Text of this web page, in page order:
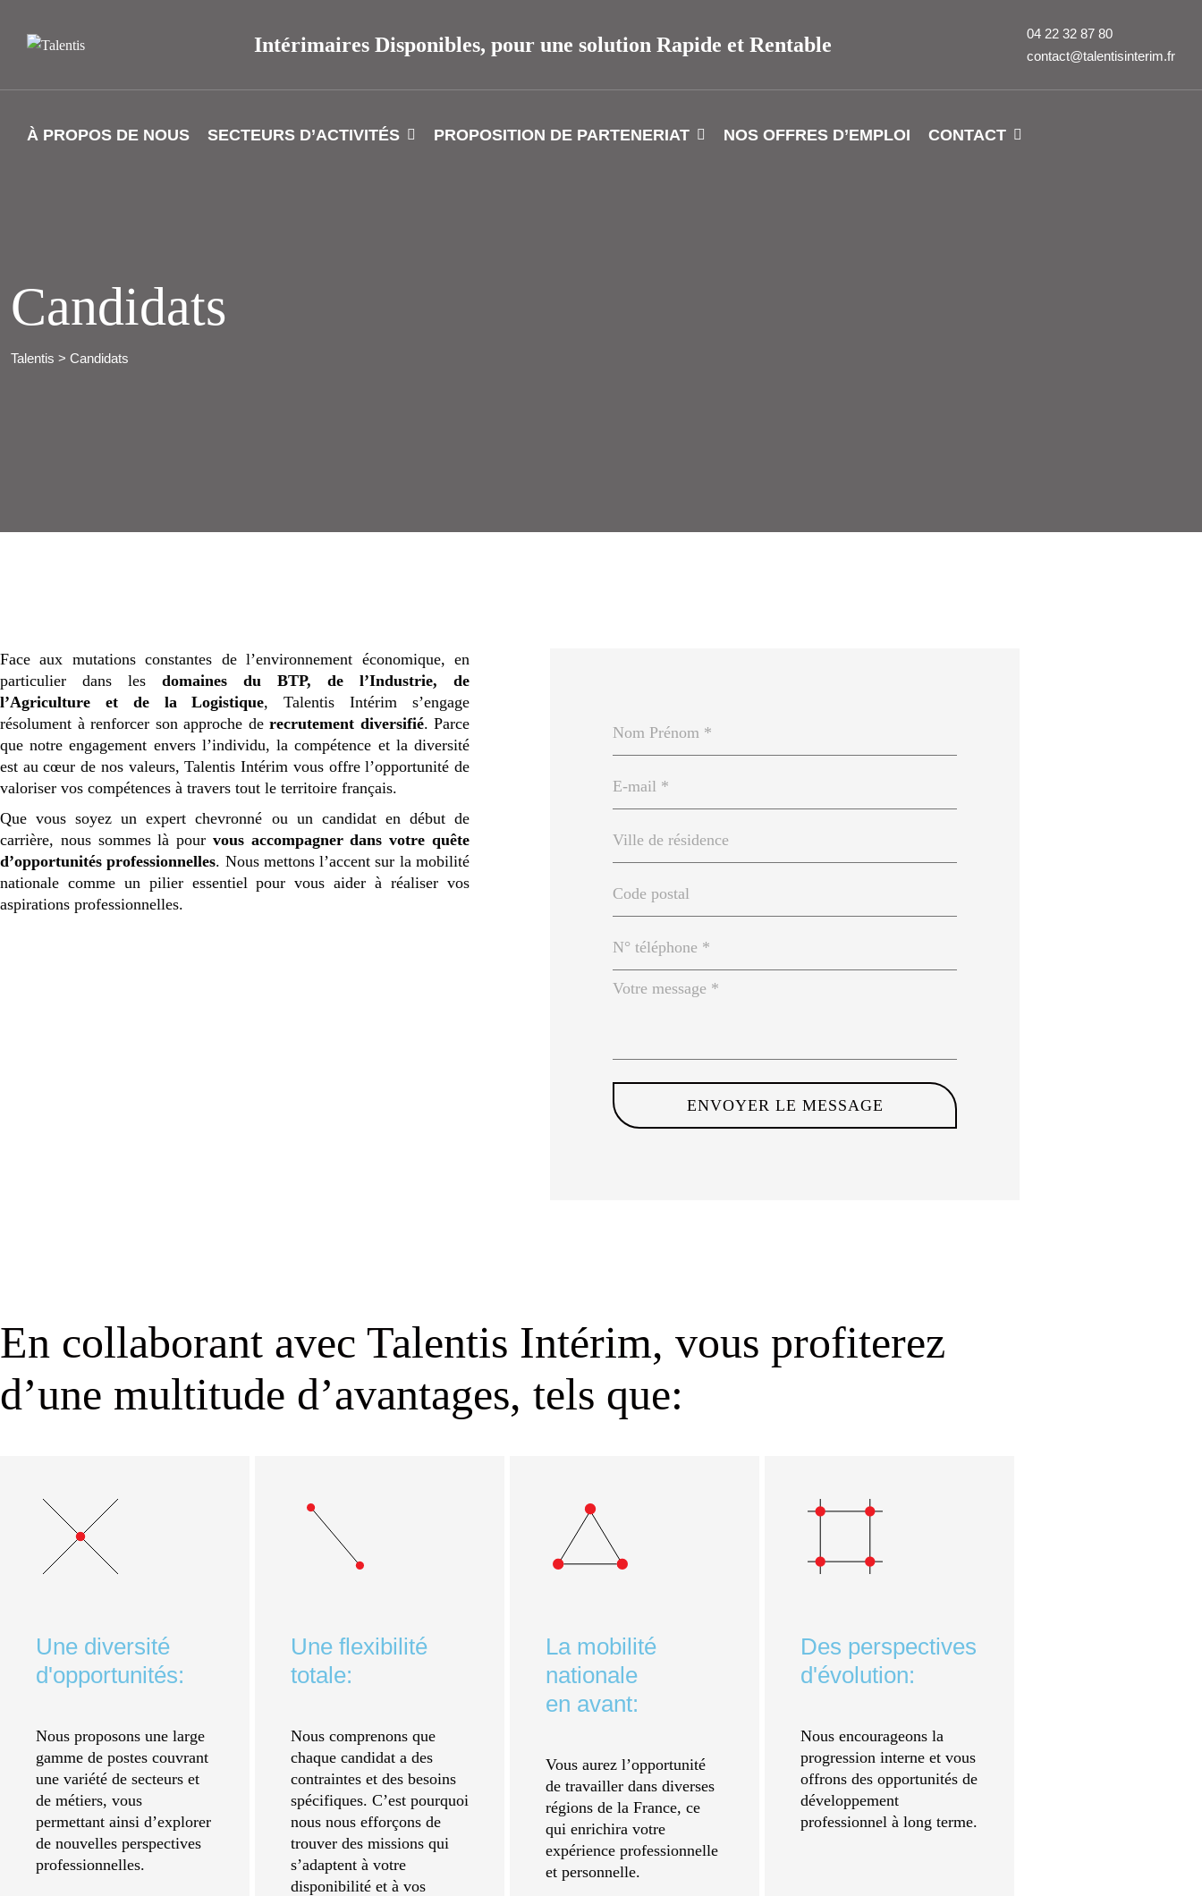
Intérimaires Disponibles, pour une solution Rapide et Rentable
04 22 32 87 80
contact@talentisinterim.fr
À PROPOS DE NOUS SECTEURS D’ACTIVITÉS PROPOSITION DE PARTENERIAT NOS OFFRES D’EMPLOI CONTACT
Candidats
Talentis > Candidats
Face aux mutations constantes de l’environnement économique, en
particulier dans les domaines du BTP, de l’Industrie, de
l’Agriculture et de la Logistique, Talentis Intérim s’engage
résolument à renforcer son approche de recrutement diversifié. Parce
que notre engagement envers l’individu, la compétence et la diversité
est au cœur de nos valeurs, Talentis Intérim vous offre l’opportunité de
valoriser vos compétences à travers tout le territoire français.
Que vous soyez un expert chevronné ou un candidat en début de
carrière, nous sommes là pour vous accompagner dans votre quête
d’opportunités professionnelles. Nous mettons l’accent sur la mobilité
nationale comme un pilier essentiel pour vous aider à réaliser vos
aspirations professionnelles.
ENVOYER LE MESSAGE
En collaborant avec Talentis Intérim, vous profiterez
d’une multitude d’avantages, tels que:
Une diversité
d'opportunités:
Nous proposons une large
gamme de postes couvrant
une variété de secteurs et
de métiers, vous
permettant ainsi d’explorer
de nouvelles perspectives
professionnelles.
Une flexibilité
totale:
Nous comprenons que
chaque candidat a des
contraintes et des besoins
spécifiques. C’est pourquoi
nous nous efforçons de
trouver des missions qui
s’adaptent à votre
disponibilité et à vos
La mobilité
nationale
en avant:
Vous aurez l’opportunité
de travailler dans diverses
régions de la France, ce
qui enrichira votre
expérience professionnelle
et personnelle.
Des perspectives
d'évolution:
Nous encourageons la
progression interne et vous
offrons des opportunités de
développement
professionnel à long terme.